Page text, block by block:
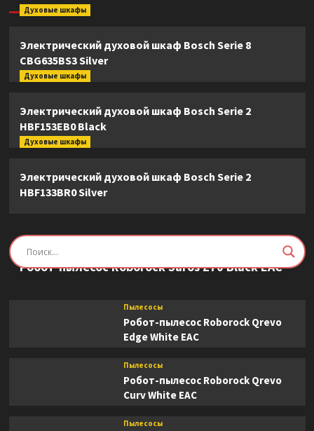
Духовые шкафы
Электрический духовой шкаф Bosch Serie 8
CBG635BS3 Silver
Духовые шкафы
Электрический духовой шкаф Bosch Serie 2
HBF153EB0 Black
Духовые шкафы
Электрический духовой шкаф Bosch Serie 2
HBF133BR0 Silver
Пылесосы
Робот-пылесос Roborock Saros Z70 Black EAC
Пылесосы
Робот-пылесос Roborock Qrevo
Edge White EAC
Пылесосы
Робот-пылесос Roborock Qrevo
Curv White EAC
Пылесосы